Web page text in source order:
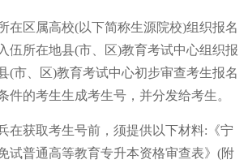
在区属高校(以下简称生源院校)组织报名
伍所在地县(市、区)教育考试中心组织报
(市、区)教育考试中心初步审查考生报名
件的考生生成考生号，并分发给考生。
在获取考生号前，须提供以下材料:《宁
试普通高等教育专升本资格审查表》(附